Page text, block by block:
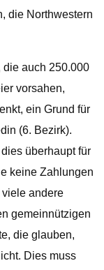
die Northwestern
die auch 250.000
vorsahen,
ein Grund für
(6. Bezirk).
überhaupt für
keine Zahlungen
andere
gemeinnützigen
die glauben,
Dies muss